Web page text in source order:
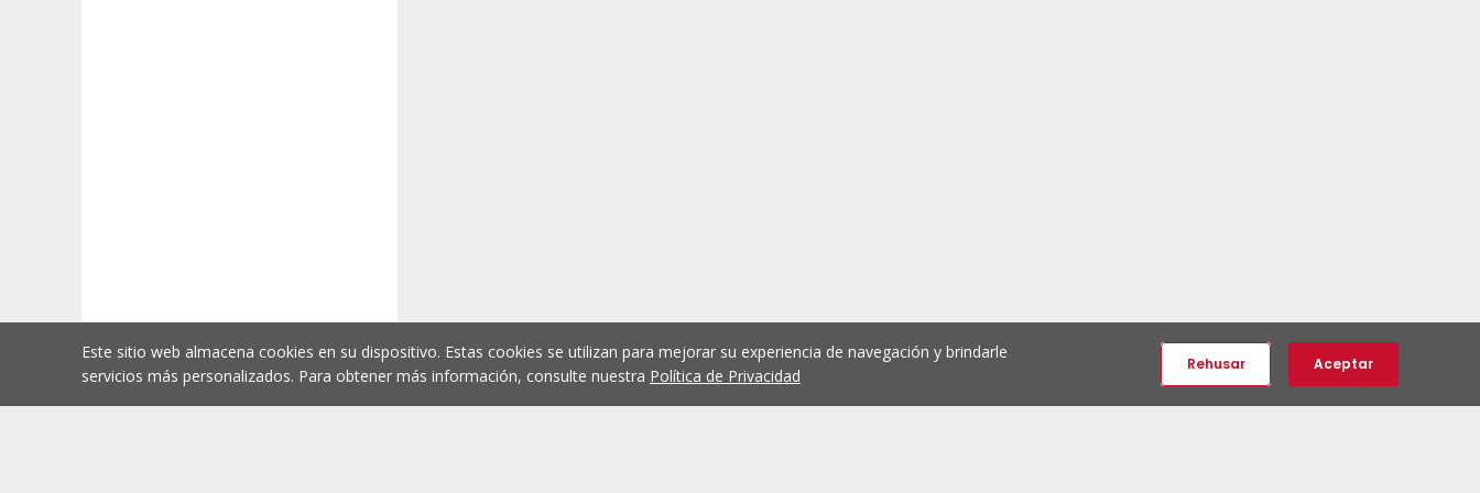
Este sitio web almacena cookies en su dispositivo. Estas cookies se utilizan para mejorar su experiencia de navegación y brindarle
servicios más personalizados. Para obtener más información, consulte nuestra Política de Privacidad
Rehusar Aceptar